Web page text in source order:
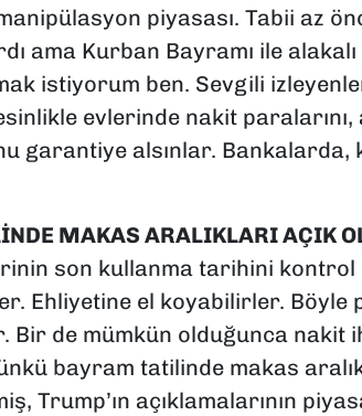
piyasası. Tabii az
ama Kurban Bayramı ile
istiyorum ben. Sevgili
evlerinde nakit paralarını,
garantiye alsınlar.
MAKAS ARALIKLARI AÇIK
son kullanma tarihini
Ehliyetine el koyabilirler. Böyle
Bir de mümkün olduğunca nakit
bayram tatilinde makas
Trump’ın açıklamalarının